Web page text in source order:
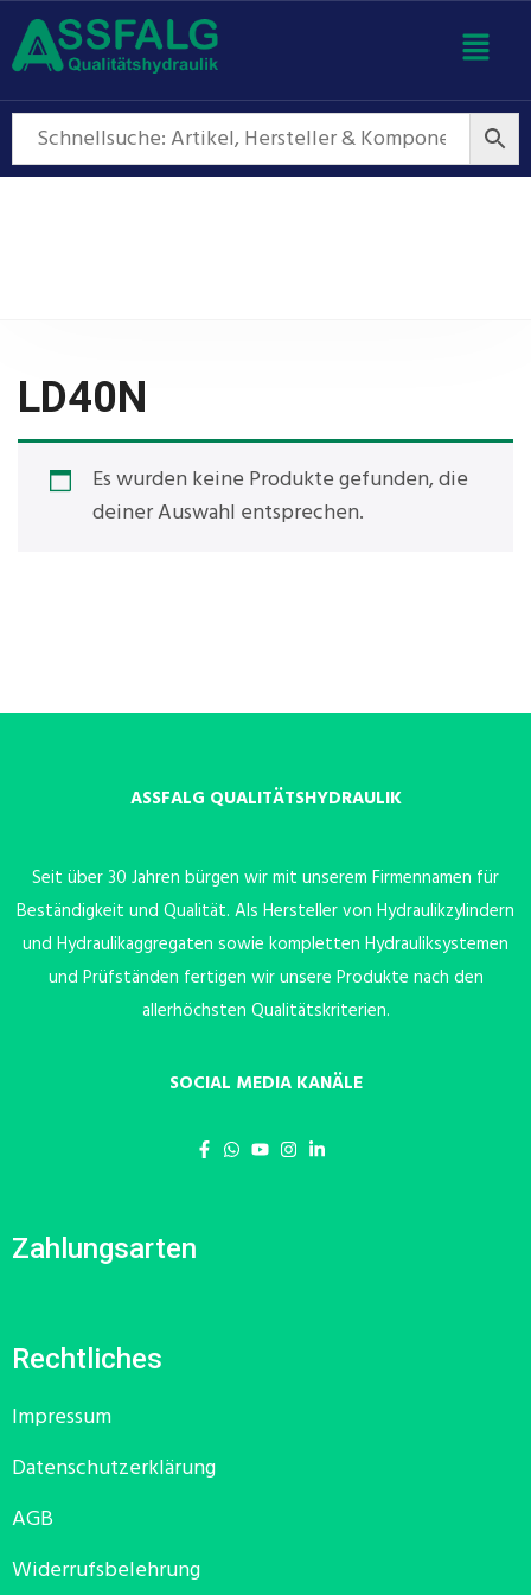
LD40N
Es wurden keine Produkte gefunden, die
deiner Auswahl entsprechen.
ASSFALG QUALITÄTSHYDRAULIK
Seit über 30 Jahren bürgen wir mit unserem Firmennamen für
Beständigkeit und Qualität. Als Hersteller von Hydraulikzylindern
und Hydraulikaggregaten sowie kompletten Hydrauliksystemen
und Prüfständen fertigen wir unsere Produkte nach den
allerhöchsten Qualitätskriterien.
SOCIAL MEDIA KANÄLE
Zahlungsarten
Rechtliches
Impressum
Datenschutzerklärung
AGB
Widerrufsbelehrung